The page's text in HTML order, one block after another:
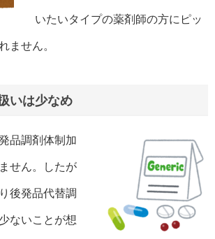
いたいタイプの薬剤師の方にピッ
ません。
いは少なめ
品調剤体制加
せん。したが
後発品代替調
ないことが想